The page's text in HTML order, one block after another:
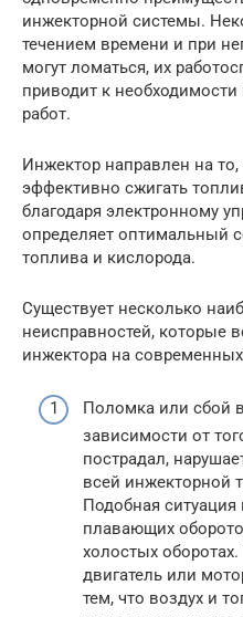
инжекторной системы.
течением времени и при
могут ломаться, их
приводит к
работ.
Инжектор направлен на
эффективно сжигать
благодаря электронному
определяет оптимальный
топлива и кислорода.
Существует несколько
неисправностей, которые
инжектора на
Поломка или сбой
зависимости от
пострадал,
всей инжекторной
Подобная
плавающих
холостых оборотах.
двигатель или
тем, что воздух и